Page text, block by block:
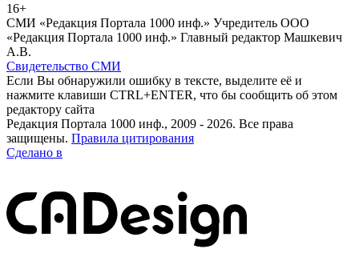
16+
СМИ «Редакция Портала 1000 инф.» Учредитель ООО
«Редакция Портала 1000 инф.» Главный редактор Машкевич
А.В.
Свидетельство СМИ
Если Вы обнаружили ошибку в тексте, выделите её и
нажмите клавиши CTRL+ENTER, что бы сообщить об этом
редактору сайта
Редакция Портала 1000 инф., 2009 - 2026. Все права
защищены. Правила цитирования
Сделано в